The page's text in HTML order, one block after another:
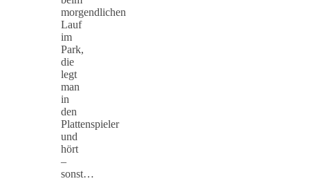
morgendlichen
Lauf
im
Park,
die
legt
man
in
den
Plattenspieler
und
hört
–
sonst…